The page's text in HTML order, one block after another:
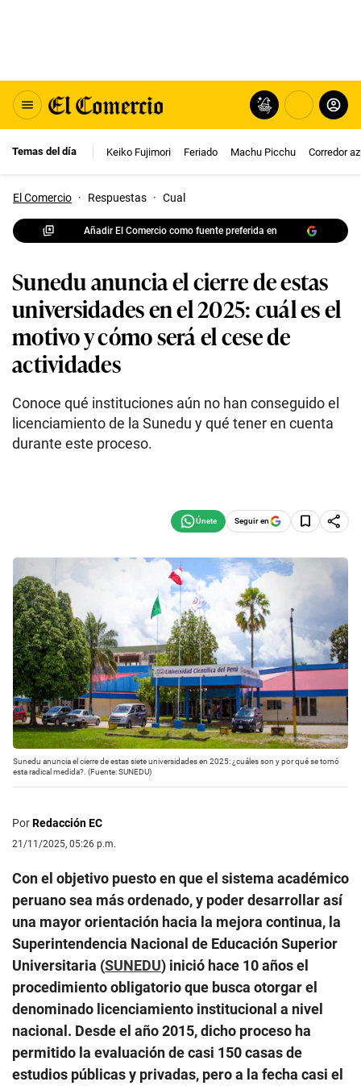
Temas del día Keiko Fujimori Feriado Machu Picchu Corredor
El Comercio · Respuestas · Cual
Añadir El Comercio como fuente preferida en
Sunedu anuncia el cierre de estas
universidades en el 2025: cuál es el
motivo y cómo será el cese de
actividades
Conoce qué instituciones aún no han conseguido el
licenciamiento de la Sunedu y qué tener en cuenta
durante este proceso.
Seguir en
Sunedu anuncia el cierre de estas siete universidades en 2025: ¿cuáles son y por qué se tomó
esta radical medida?. (Fuente: SUNEDU)
PorRedacción EC
21/11/2025, 05:26 p.m.
Con el objetivo puesto en que el sistema académico
peruano sea más ordenado, y poder desarrollar así
una mayor orientación hacia la mejora continua, la
Superintendencia Nacional de Educación Superior
Universitaria (SUNEDU) inició hace 10 años el
procedimiento obligatorio que busca otorgar el
denominado licenciamiento institucional a nivel
nacional. Desde el año 2015, dicho proceso ha
permitido la evaluación de casi 150 casas de
estudios públicas y privadas, pero a la fecha casi el